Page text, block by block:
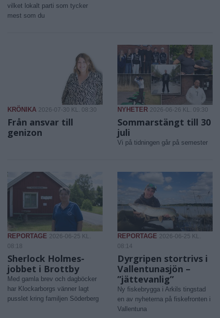
vilket lokalt parti som tycker
mest som du
KRÖNIKA 2026-07-30 KL. 08:30
Från ansvar till
genizon
NYHETER 2026-06-26 KL. 09:30
Sommarstängt till 30
juli
Vi på tidningen går på semester
REPORTAGE 2026-06-25 KL.
08:18
Sherlock Holmes-
jobbet i Brottby
Med gamla brev och dagböcker
har Klockarborgs vänner lagt
pusslet kring familjen Söderberg
REPORTAGE 2026-06-25 KL.
08:14
Dyrgripen stortrivs i
Vallentunasjön –
”jättevanlig”
Ny fiskebrygga i Arkils tingstad
en av nyheterna på fiskefronten i
Vallentuna